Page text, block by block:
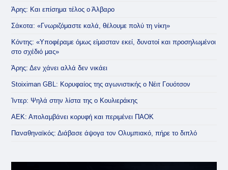
Άρης: Και επίσημα τέλος ο Άλβαρο
Σάκοτα: «Γνωριζόμαστε καλά, θέλουμε πολύ τη νίκη»
Κόντης: «Υποφέραμε όμως είμασταν εκεί, δυνατοί και προσηλωμένοι
στο σχέδιό μας»
Άρης: Δεν χάνει αλλά δεν νικάει
Stoiximan GBL: Κορυφαίος της αγωνιστικής ο Νέιτ Γουότσον
Ίντερ: Ψηλά στην λίστα της ο Κουλιεράκης
ΑΕΚ: Απολαμβάνει κορυφή και περιμένει ΠΑΟΚ
Παναθηναϊκός: Διάβασε άψογα τον Ολυμπιακό, πήρε το διπλό